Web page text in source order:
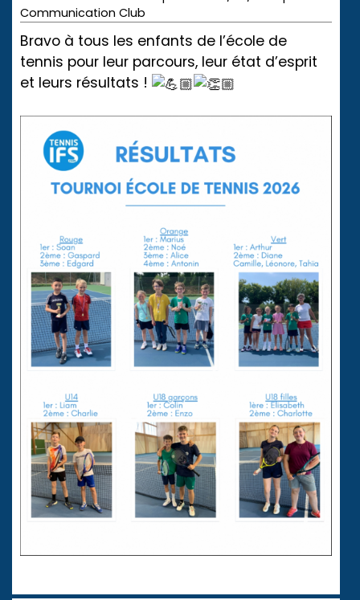
Communication Club
Bravo à tous les enfants de l’école de
tennis pour leur parcours, leur état d’esprit
et leurs résultats !